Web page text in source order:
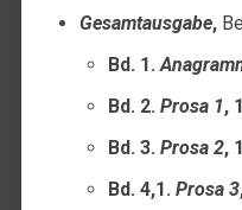
Gesamtausgabe,
Bd. 1.
Bd. 2. Prosa 1,
Bd. 3. Prosa 2,
Bd. 4,1. Prosa 3